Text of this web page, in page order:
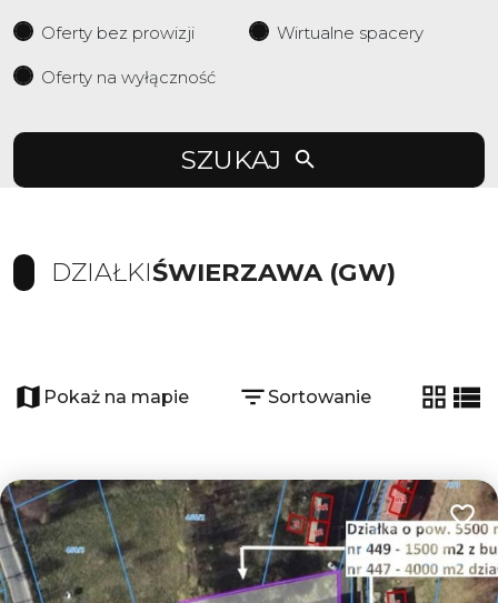
Oferty bez prowizji Wirtualne spacery
Oferty na wyłączność
SZUKAJ
DZIAŁKIŚWIERZAWA (GW)
−Pokaż na mapie Sortowanie
tabela